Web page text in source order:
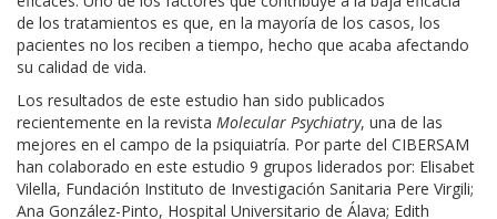
de los tratamientos es que, en la mayoría de los casos, los
pacientes no los reciben a tiempo, hecho que acaba afectando
su calidad de vida.
Los resultados de este estudio han sido publicados
recientemente en la revista Molecular Psychiatry, una de las
mejores en el campo de la psiquiatría. Por parte del CIBERSAM
han colaborado en este estudio 9 grupos liderados por: Elisabet
Vilella, Fundación Instituto de Investigación Sanitaria Pere Virgili;
Ana González-Pinto, Hospital Universitario de Álava; Edith